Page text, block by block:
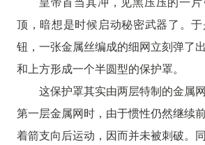
顶，暗想是时候启动秘密武器了。
钮，一张金属丝编成的细网立刻弹了
和上方形成一个半圆型的保护罩。
这保护罩其实由两层特制的金属
第一层金属网时，由于惯性仍然继续
着箭支向后运动，因而并未被刺破。